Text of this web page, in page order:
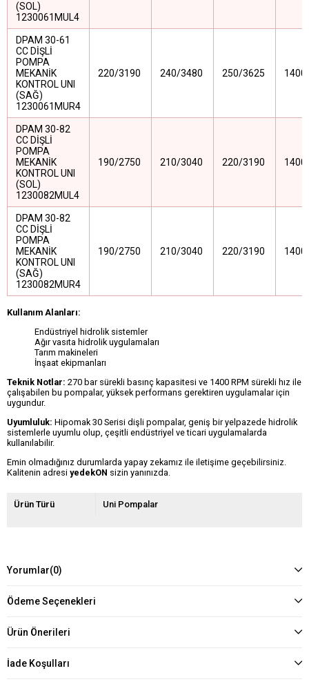
(SOL)
1230061MUL4
DPAM 30-61
CC DİŞLİ
POMPA
MEKANİK
KONTROL UNI
(SAĞ)
1230061MUR4
220/3190 240/3480 250/3625 1400
DPAM 30-82
CC DİŞLİ
POMPA
MEKANİK
KONTROL UNI
(SOL)
1230082MUL4
190/2750 210/3040 220/3190 1400
DPAM 30-82
CC DİŞLİ
POMPA
MEKANİK
KONTROL UNI
(SAĞ)
1230082MUR4
190/2750 210/3040 220/3190 1400
Kullanım Alanları:
Endüstriyel hidrolik sistemler
Ağır vasıta hidrolik uygulamaları
Tarım makineleri
İnşaat ekipmanları
Teknik Notlar: 270 bar sürekli basınç kapasitesi ve 1400 RPM sürekli hız ile
çalışabilen bu pompalar, yüksek performans gerektiren uygulamalar için
uygundur.
Uyumluluk: Hipomak 30 Serisi dişli pompalar, geniş bir yelpazede hidrolik
sistemlerle uyumlu olup, çeşitli endüstriyel ve ticari uygulamalarda
kullanılabilir.
Emin olmadığınız durumlarda yapay zekamız ile iletişime geçebilirsiniz.
Kalitenin adresi yedekON sizin yanınızda.
Ürün Türü Uni Pompalar
Yorumlar(0)
Ödeme Seçenekleri
Ürün Önerileri
İade Koşulları